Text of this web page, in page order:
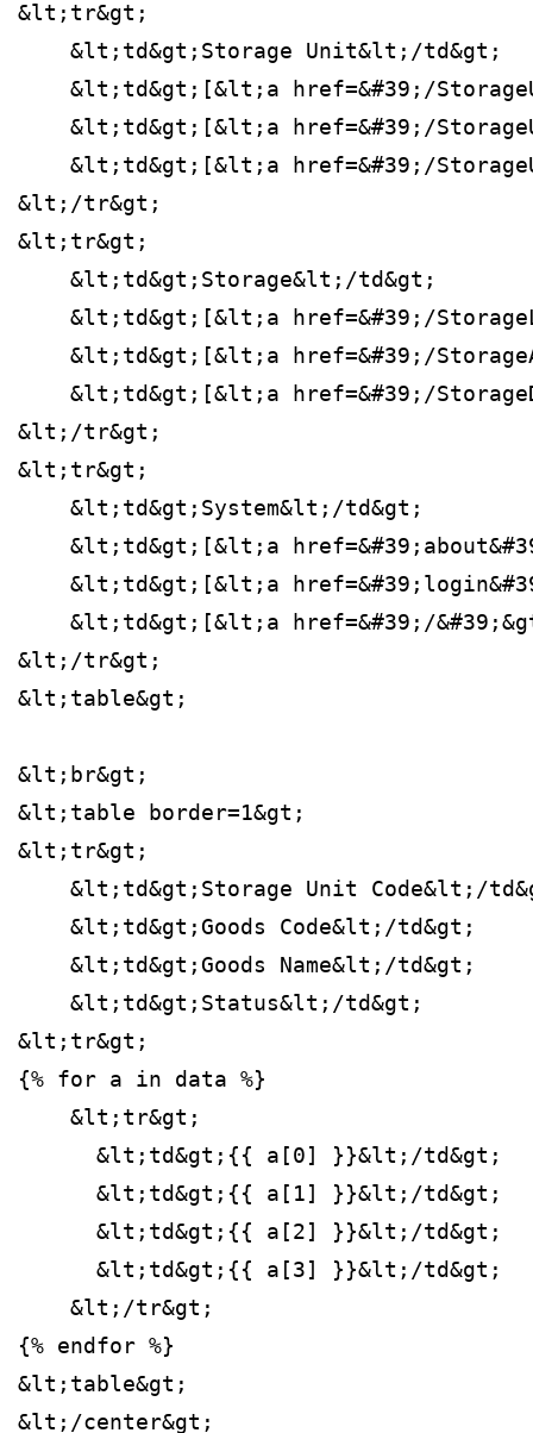
&lt;tr&gt;
    &lt;td&gt;Storage Unit&lt;/td&gt;
&lt;td&gt;[&lt;a href=&#39;/
&lt;td&gt;[&lt;a href=&#39;/
&lt;td&gt;[&lt;a href=&#39;/
&lt;/tr&gt;
&lt;tr&gt;
    &lt;td&gt;Storage&lt;/td&gt;
&lt;td&gt;[&lt;a href=&#39;/
&lt;td&gt;[&lt;a href=&#39;/
&lt;td&gt;[&lt;a href=&#39;/
&lt;/tr&gt;
&lt;tr&gt;
    &lt;td&gt;System&lt;/td&gt;
&lt;td&gt;[&lt;a
&lt;td&gt;[&lt;a
&lt;td&gt;[&lt;a href=&#39;/
&lt;/tr&gt;
&lt;table&gt;
&lt;br&gt;
&lt;table border=1&gt;
&lt;tr&gt;
&lt;td&gt;Storage Unit Code&lt;/
    &lt;td&gt;Goods Code&lt;/td&gt;
    &lt;td&gt;Goods Name&lt;/td&gt;
    &lt;td&gt;Status&lt;/td&gt;
&lt;tr&gt;
{% for a in data %}
    &lt;tr&gt;
      &lt;td&gt;{{ a[0] }}&lt;/td&gt;
      &lt;td&gt;{{ a[1] }}&lt;/td&gt;
      &lt;td&gt;{{ a[2] }}&lt;/td&gt;
      &lt;td&gt;{{ a[3] }}&lt;/td&gt;
    &lt;/tr&gt;
{% endfor %}
&lt;table&gt;
&lt;/center&gt;